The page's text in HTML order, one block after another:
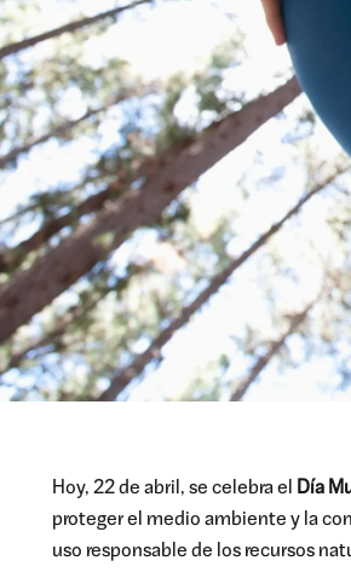
Hoy, 22 de abril, se celebra el Día
proteger el medio ambiente y la
uso responsable de los recursos